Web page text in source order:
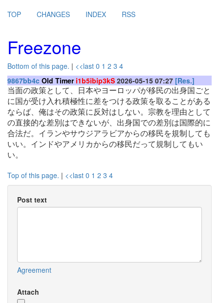
TOP CHANGES INDEX RSS
Freezone
Bottom of this page. | <<last 0 1 2 3 4
9867bb4c Old Timer i1b5ibip3kS 2026-05-15 07:27 [Res.]
当面の政策として、日本やヨーロッパが移民の出身国ごと
に国が受け入れ積極性に差をつける政策を取ることがある
ならば、俺はその政策に反対はしない。⁠宗教を理由として
の直接的な差別はできないが、出身国での差別は国際的に
合法だ。⁠イランやサウジアラビアからの移民を規制しても
いい。⁠インドやアメリカからの移民だって規制してもい
い。
Top of this page. | <<last 0 1 2 3 4
Post text
Agreement
Attach